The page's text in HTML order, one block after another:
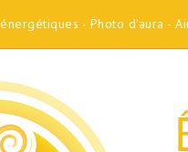
- Photo d'aura -